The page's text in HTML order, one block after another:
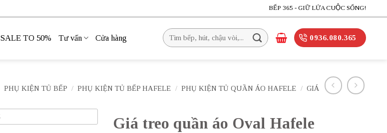
BẾP 365 - GIỮ LỬA CUỘC SỐNG!
SALE TO 50% Tư vấn Cửa hàng
Tìm
kiếm:
0936.080.365
PHỤ KIỆN TỦ BẾP / PHỤ KIỆN TỦ BẾP HAFELE / PHỤ KIỆN TỦ QUẦN ÁO HAFELE / GIÁ
Giá treo quần áo Oval Hafele